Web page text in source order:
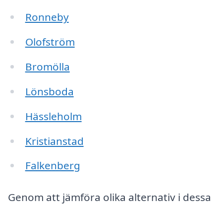
Ronneby
Olofström
Bromölla
Lönsboda
Hässleholm
Kristianstad
Falkenberg
Genom att jämföra olika alternativ i dessa